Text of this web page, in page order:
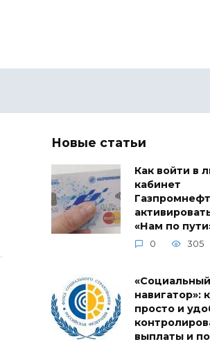
Новые статьи
Как войти в
кабинет
«Нам по
0 305
«Социальный
навигатор»:
просто и
выплаты и